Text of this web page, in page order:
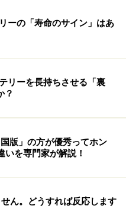
ーの「寿命のサイン」はあ
リーを長持ちさせる「裏
？
版」の方が優秀ってホン
いを専門家が解説！
ん。どうすれば反応します